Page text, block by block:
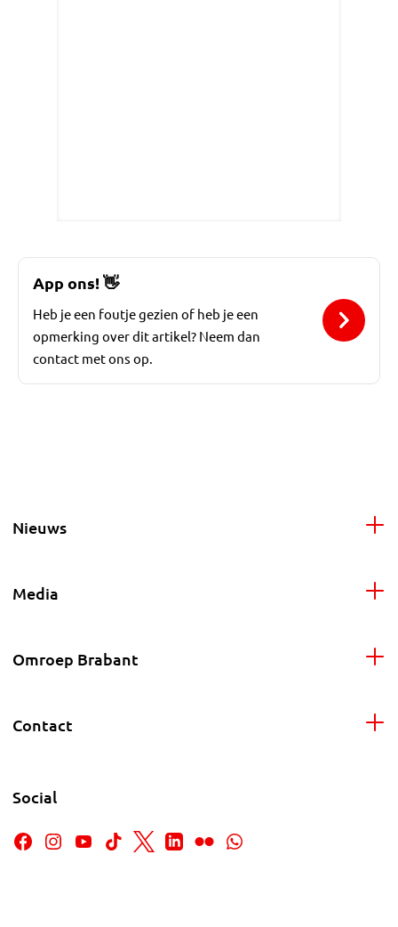
App ons! 👋
Heb je een foutje gezien of heb je een
opmerking over dit artikel? Neem dan
contact met ons op.
Nieuws
Media
Omroep Brabant
Contact
Social